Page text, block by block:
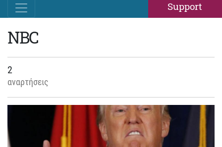
Support
NBC
2
αναρτήσεις